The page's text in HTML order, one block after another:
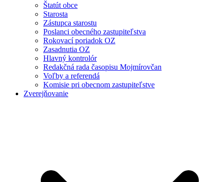
Štatút obce
Starosta
Zástupca starostu
Poslanci obecného zastupiteľstva
Rokovací poriadok OZ
Zasadnutia OZ
Hlavný kontrolór
Redakčná rada časopisu Mojmírovčan
Voľby a referendá
Komisie pri obecnom zastupiteľstve
Zverejňovanie